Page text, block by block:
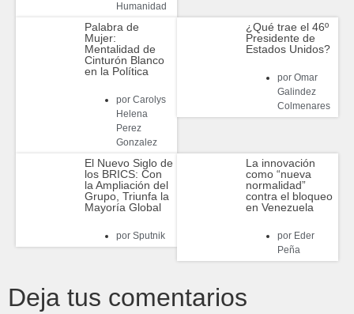
Humanidad
Palabra de
Mujer:
Mentalidad de
Cinturón Blanco
en la Política
porCarolys
Helena
Perez
Gonzalez
¿Qué trae el 46º
Presidente de
Estados Unidos?
porOmar
Galindez
Colmenares
El Nuevo Siglo de
los BRICS: Con
la Ampliación del
Grupo, Triunfa la
Mayoría Global
porSputnik
La innovación
como “nueva
normalidad”
contra el bloqueo
en Venezuela
porEder
Peña
Deja tus comentarios